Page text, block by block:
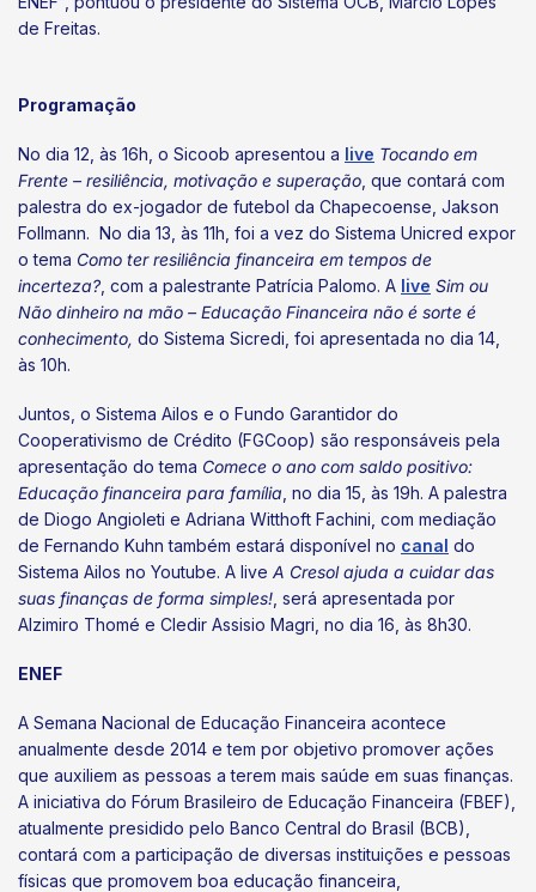
de Freitas.
Programação
No dia 12, às 16h, o Sicoob apresentou a live Tocando em
Frente – resiliência, motivação e superação , que contará com
palestra do ex-jogador de futebol da Chapecoense, Jakson
Follmann. No dia 13, às 11h, foi a vez do Sistema Unicred expor
o tema Como ter resiliência financeira em tempos de
incerteza? , com a palestrante Patrícia Palomo. A live Sim ou
Não dinheiro na mão – Educação Financeira não é sorte é
conhecimento, do Sistema Sicredi, foi apresentada no dia 14,
às 10h.
Juntos, o Sistema Ailos e o Fundo Garantidor do
Cooperativismo de Crédito (FGCoop) são responsáveis pela
apresentação do tema Comece o ano com saldo positivo:
Educação financeira para família , no dia 15, às 19h. A palestra
de Diogo Angioleti e Adriana Witthoft Fachini, com mediação
de Fernando Kuhn também estará disponível no canal do
Sistema Ailos no Youtube. A live A Cresol ajuda a cuidar das
suas finanças de forma simples! , será apresentada por
Alzimiro Thomé e Cledir Assisio Magri, no dia 16, às 8h30.
ENEF
A Semana Nacional de Educação Financeira acontece
anualmente desde 2014 e tem por objetivo promover ações
que auxiliem as pessoas a terem mais saúde em suas finanças.
A iniciativa do Fórum Brasileiro de Educação Financeira (FBEF),
atualmente presidido pelo Banco Central do Brasil (BCB),
contará com a participação de diversas instituições e pessoas
físicas que promovem boa educação financeira,